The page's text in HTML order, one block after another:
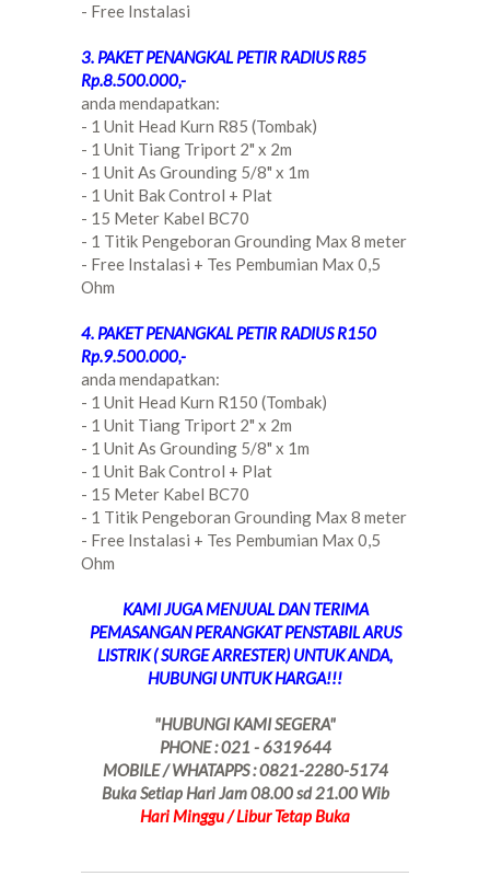
- Free Instalasi
3. PAKET PENANGKAL PETIR RADIUS R85
Rp.8.500.000,-
anda mendapatkan:
- 1 Unit Head Kurn R85 (Tombak)
- 1 Unit Tiang Triport 2" x 2m
- 1 Unit As Grounding 5/8" x 1m
- 1 Unit Bak Control + Plat
- 15 Meter Kabel BC70
- 1 Titik Pengeboran Grounding Max 8 meter
- Free Instalasi + Tes Pembumian Max 0,5
Ohm
4. PAKET PENANGKAL PETIR RADIUS R150
Rp.9.500.000,-
anda mendapatkan:
- 1 Unit Head Kurn R150 (Tombak)
- 1 Unit Tiang Triport 2" x 2m
- 1 Unit As Grounding 5/8" x 1m
- 1 Unit Bak Control + Plat
- 15 Meter Kabel BC70
- 1 Titik Pengeboran Grounding Max 8 meter
- Free Instalasi + Tes Pembumian Max 0,5
Ohm
KAMI JUGA MENJUAL DAN TERIMA
PEMASANGAN PERANGKAT PENSTABIL ARUS
LISTRIK ( SURGE ARRESTER) UNTUK ANDA,
HUBUNGI UNTUK HARGA!!!
"HUBUNGI KAMI SEGERA"
PHONE : 021 - 6319644
MOBILE / WHATAPPS : 0821-2280-5174
Buka Setiap Hari Jam 08.00 sd 21.00 Wib
Hari Minggu / Libur Tetap Buka